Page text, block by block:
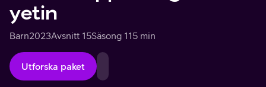
yetin
Barn2023Avsnitt 15Säsong 115 min
Utforska paket